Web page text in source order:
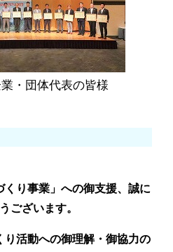
・団体代表の皆様
り事業」への御支援、誠に
ございます。
活動への御理解・御協力の